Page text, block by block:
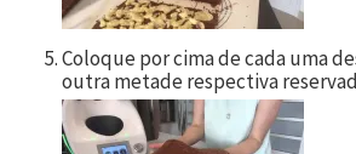
Coloque por cima de cada uma
outra metade respectiva